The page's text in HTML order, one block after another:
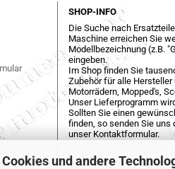
und andere
SHOP-INFO
Die Suche nach
Maschine erreichen Sie
Modellbezeichnung (z.B.
eingeben.
Im Shop finden Sie
Zubehör für alle Hersteller
Motorrädern, Mopped's,
Unser Lieferprogramm
Sollten Sie einen
finden, so senden Sie uns
unser Kontaktformular.